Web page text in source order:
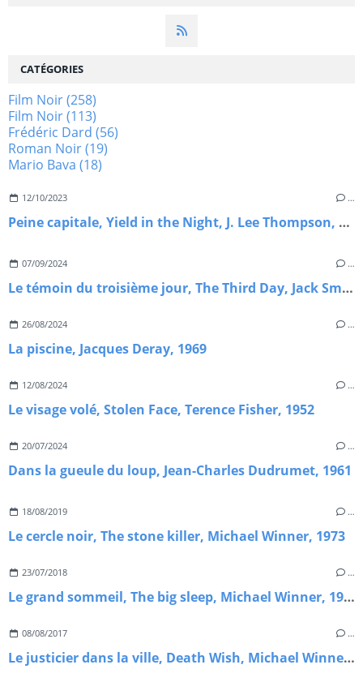
12/10/2023 …
Peine capitale, Yield in the Night, J. Lee Thompson, 1956
07/09/2024 …
Le témoin du troisième jour, The Third Day, Jack Smight, 1965.
26/08/2024 …
La piscine, Jacques Deray, 1969
12/08/2024 …
Le visage volé, Stolen Face, Terence Fisher, 1952
20/07/2024 …
Dans la gueule du loup, Jean-Charles Dudrumet, 1961
18/08/2019 …
Le cercle noir, The stone killer, Michael Winner, 1973
23/07/2018 …
Le grand sommeil, The big sleep, Michael Winner, 1978
08/08/2017 …
Le justicier dans la ville, Death Wish, Michael Winner, 1974
CATÉGORIES
Film Noir(258)
Film Noir(113)
Frédéric Dard (56)
Roman Noir(19)
Mario Bava (18)